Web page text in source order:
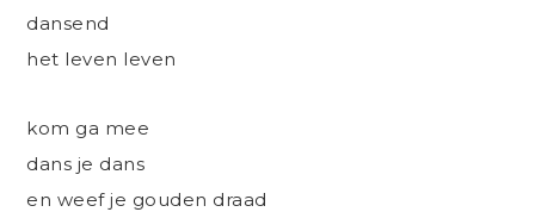
dansend
het leven leven
kom ga mee
dans je dans
en weef je gouden draad